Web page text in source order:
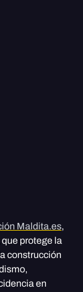
Maldita.es,
protege la
construcción
en